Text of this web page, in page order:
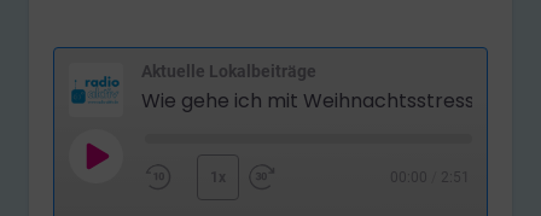
Aktuelle Lokalbeiträge
Wie gehe ich mit Weihnachtsstress um?
Play
1x 2:51